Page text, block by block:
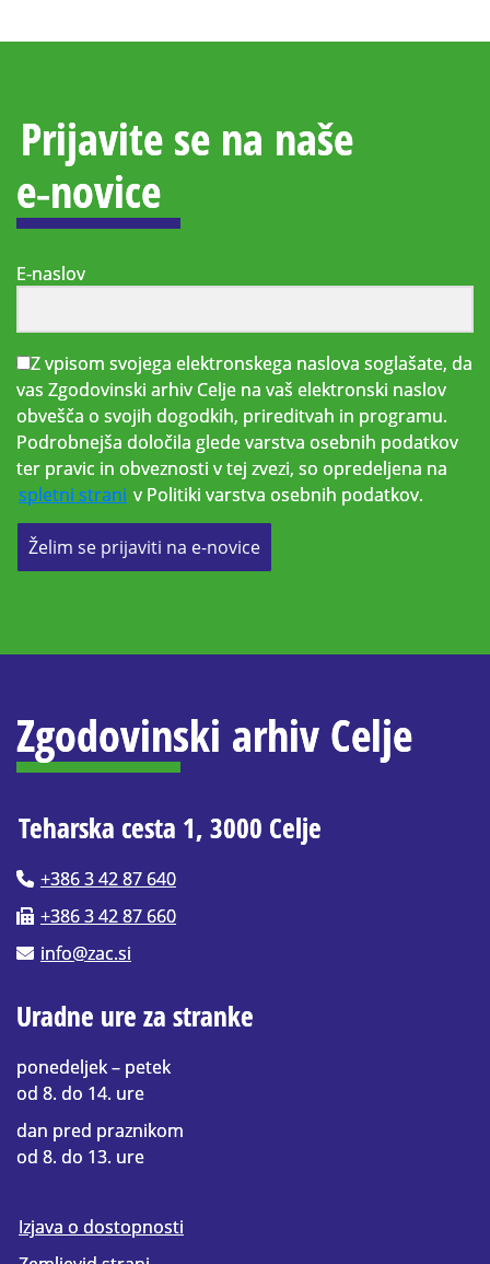
Prijavite se na naše
e‑novice
E-naslov
Z vpisom svojega elektronskega naslova soglašate, da
vas Zgodovinski arhiv Celje na vaš elektronski naslov
obvešča o svojih dogodkih, prireditvah in programu.
Podrobnejša določila glede varstva osebnih podatkov
ter pravic in obveznosti v tej zvezi, so opredeljena na
spletni strani v Politiki varstva osebnih podatkov.
Želim se prijaviti na e-novice
Zgodovinski arhiv Celje
Teharska cesta 1, 3000 Celje
+386 3 42 87 640
+386 3 42 87 660
info@zac.si
Uradne ure za stranke
ponedeljek – petek
od 8. do 14. ure
dan pred praznikom
od 8. do 13. ure
Izjava o dostopnosti